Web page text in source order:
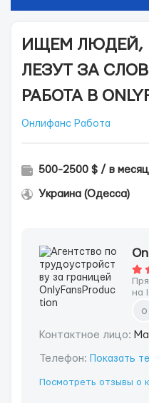
ИЩЕМ ЛЮДЕЙ,
ЛЕЗУТ ЗА
РАБОТА В
Онлифанс Работа
500-2500 $ / в месяц
Украина (Одесса)
на
o
Контактное лицо:
Телефон: Показать
Посмотреть отзывы